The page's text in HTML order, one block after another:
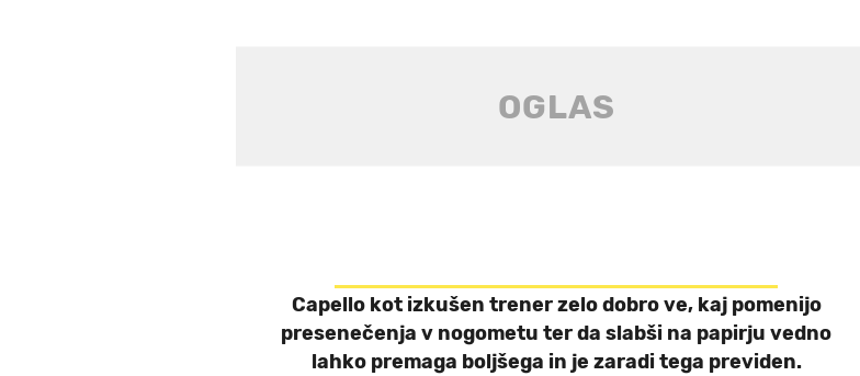
Capello kot izkušen trener zelo dobro ve, kaj pomenijo
presenečenja v nogometu ter da slabši na papirju vedno
lahko premaga boljšega in je zaradi tega previden.